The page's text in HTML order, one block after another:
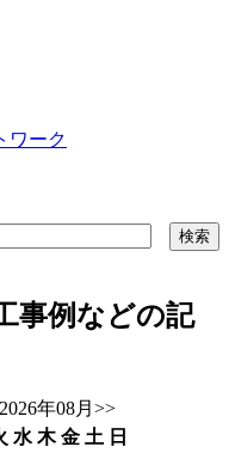
ワーク
事例などの記
2026年08月 >>
水 木 金 土 日